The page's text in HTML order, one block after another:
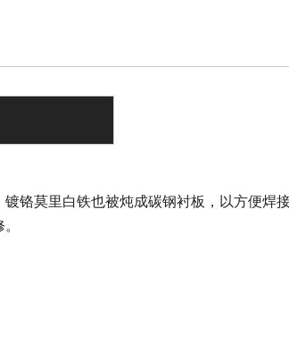
铬莫里白铁也被炖成碳钢衬板，以方便焊接